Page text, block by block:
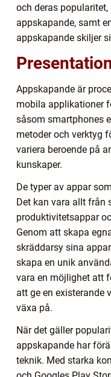
och deras
appskapande, samt
appskapande skiljer
Appskapande är
mobila applikationer
såsom smartphones
metoder och verktyg
variera beroende på
kunskaper.
De typer av appar
Det kan vara allt från
produktivitetsappar
Genom att skapa
skräddarsy sina
skapa en unik
vara en möjlighet att
att ge en existerande
växa på.
När det gäller
appskapande har
teknik. Med starka